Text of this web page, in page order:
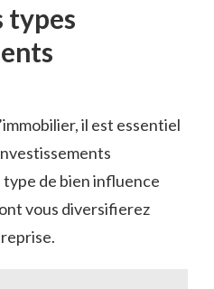
types
il est essentiel
type de bien influence
vous diversifierez